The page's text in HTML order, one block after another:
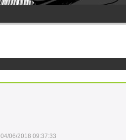
04/06/2018 09:37:33